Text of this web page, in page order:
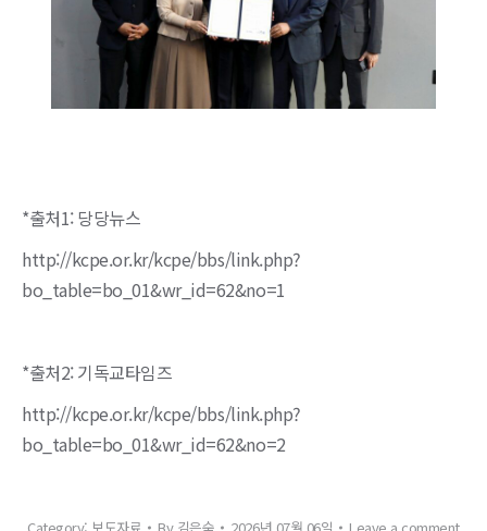
*출처1: 당당뉴스
http://kcpe.or.kr/kcpe/bbs/link.php?
bo_table=bo_01&wr_id=62&no=1
*출처2: 기독교타임즈
http://kcpe.or.kr/kcpe/bbs/link.php?
bo_table=bo_01&wr_id=62&no=2